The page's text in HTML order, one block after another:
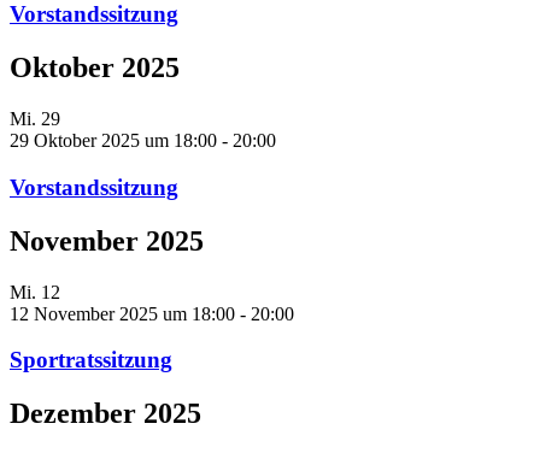
Vorstandssitzung
Oktober 2025
Mi. 29
29 Oktober 2025 um 18:00 - 20:00
Vorstandssitzung
November 2025
Mi. 12
12 November 2025 um 18:00 - 20:00
Sportratssitzung
Dezember 2025